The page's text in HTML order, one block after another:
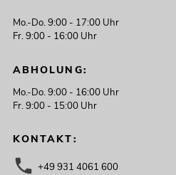
Mo.-Do. 9:00 - 17:00 Uhr
Fr. 9:00 - 16:00 Uhr
ABHOLUNG:
Mo.-Do. 9:00 - 16:00 Uhr
Fr. 9:00 - 15:00 Uhr
KONTAKT:
+49 931 4061 600